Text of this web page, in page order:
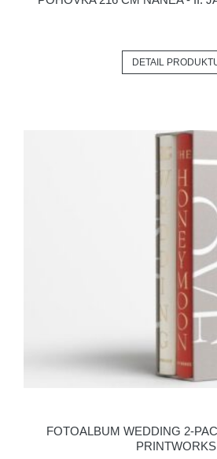
DETAIL
FOTOALBUM WEDDING 2-
PRINTWORKS